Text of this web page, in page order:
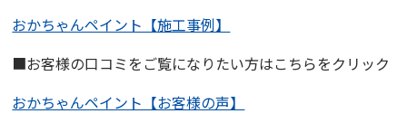
おかちゃんペイント【施工事例】
■お客様の口コミをご覧になりたい方はこちらをクリック
おかちゃんペイント【お客様の声】